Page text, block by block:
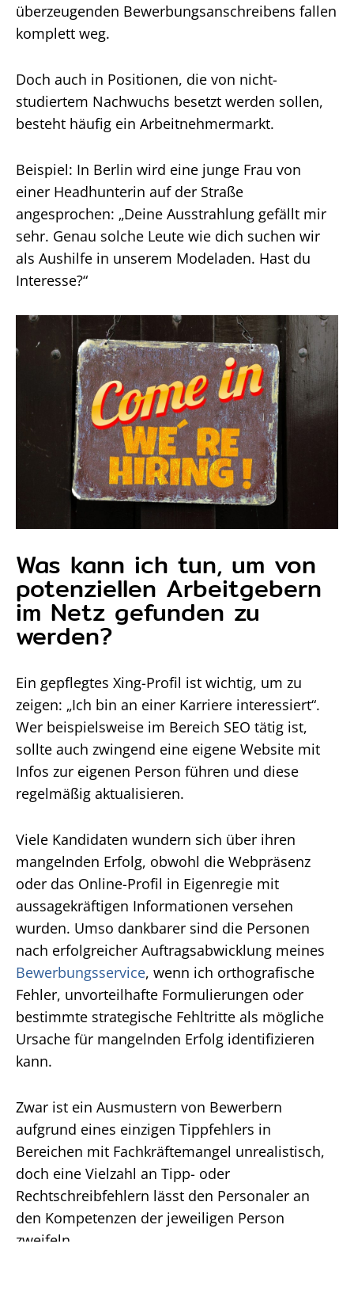
überzeugenden Bewerbungsanschreibens fallen
komplett weg.
Doch auch in Positionen, die von nicht-
studiertem Nachwuchs besetzt werden sollen,
besteht häufig ein Arbeitnehmermarkt.
Beispiel: In Berlin wird eine junge Frau von
einer Headhunterin auf der Straße
angesprochen: „Deine Ausstrahlung gefällt mir
sehr. Genau solche Leute wie dich suchen wir
als Aushilfe in unserem Modeladen. Hast du
Interesse?“
Was kann ich tun, um von
potenziellen Arbeitgebern
im Netz gefunden zu
werden?
Ein gepflegtes Xing-Profil ist wichtig, um zu
zeigen: „Ich bin an einer Karriere interessiert“.
Wer beispielsweise im Bereich SEO tätig ist,
sollte auch zwingend eine eigene Website mit
Infos zur eigenen Person führen und diese
regelmäßig aktualisieren.
Viele Kandidaten wundern sich über ihren
mangelnden Erfolg, obwohl die Webpräsenz
oder das Online-Profil in Eigenregie mit
aussagekräftigen Informationen versehen
wurden. Umso dankbarer sind die Personen
nach erfolgreicher Auftragsabwicklung meines
Bewerbungsservice, wenn ich orthografische
Fehler, unvorteilhafte Formulierungen oder
bestimmte strategische Fehltritte als mögliche
Ursache für mangelnden Erfolg identifizieren
kann.
Zwar ist ein Ausmustern von Bewerbern
aufgrund eines einzigen Tippfehlers in
Bereichen mit Fachkräftemangel unrealistisch,
doch eine Vielzahl an Tipp- oder
Rechtschreibfehlern lässt den Personaler an
den Kompetenzen der jeweiligen Person
zweifeln.